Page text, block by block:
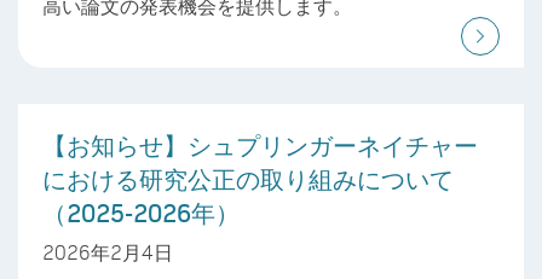
高い論文の発表機会を提供します。
【お知らせ】シュプリンガーネイチャー
における研究公正の取り組みについて
（2025-2026年）
2026年2月4日